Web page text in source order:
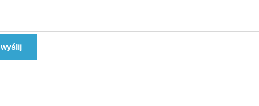
wyślij